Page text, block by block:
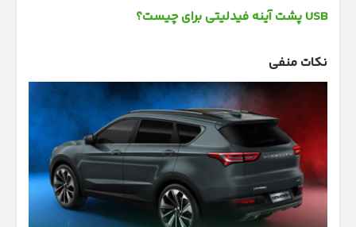
USB پشت آینه فیدلیتی برای چیست؟
نکات منفی